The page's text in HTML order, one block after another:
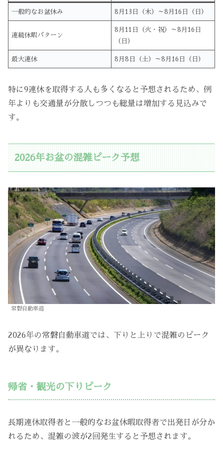
一般的なお盆休み 8月13日（木）～8月16日（日）
連続休暇パターン
8月11日（火・祝）～8月16日
（日）
最大連休 8月8日（土）～8月16日（日）
特に9連休を取得する人も多くなると予想されるため、例
年よりも交通量が分散しつつも総量は増加する見込みで
す。
2026年お盆の混雑ピーク予想
常磐自動車道
2026年の常磐自動車道では、下りと上りで混雑のピーク
が異なります。
帰省・観光の下りピーク
長期連休取得者と一般的なお盆休暇取得者で出発日が分か
れるため、混雑の波が2回発生すると予想されます。